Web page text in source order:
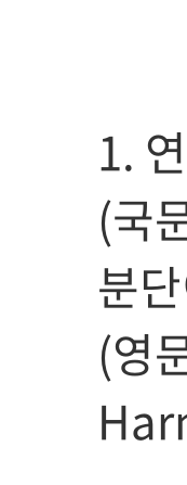
1.
(국
분
(영